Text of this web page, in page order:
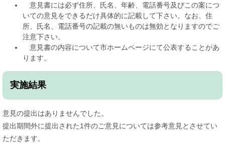
意見書には必ず住所、氏名、年齢、電話番号及びこの案につ
いての意見をできるだけ具体的に記載して下さい。なお、住
所、氏名、電話番号の記載の無いものは無効となりますのでご
注意下さい。
意見書の内容について市ホームページにて公表することがあ
ります。
実施結果
意見の提出はありませんでした。
提出期間外に提出された1件のご意見については参考意見とさせてい
ただきます。